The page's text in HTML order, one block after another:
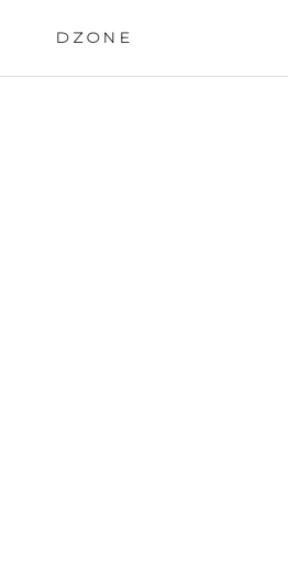
DZONE